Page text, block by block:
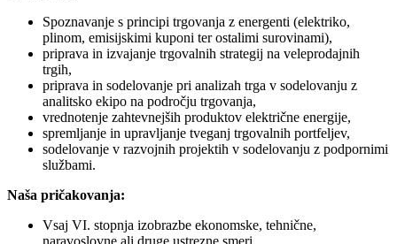
Spoznavanje s principi trgovanja z energenti (elektriko,
plinom, emisijskimi kuponi ter ostalimi surovinami),
priprava in izvajanje trgovalnih strategij na veleprodajnih
trgih,
priprava in sodelovanje pri analizah trga v sodelovanju z
analitsko ekipo na področju trgovanja,
vrednotenje zahtevnejših produktov električne energije,
spremljanje in upravljanje tveganj trgovalnih portfeljev,
sodelovanje v razvojnih projektih v sodelovanju z podpornimi
službami.
Naša pričakovanja:
Vsaj VI. stopnja izobrazbe ekonomske, tehnične,
naravoslovne ali druge ustrezne smeri,